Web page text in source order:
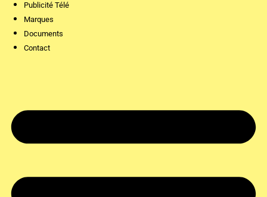
Publicité Télé
Marques
Documents
Contact